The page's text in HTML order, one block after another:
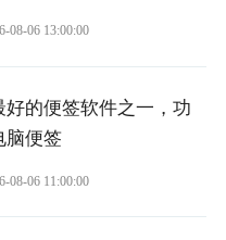
08-06 13:00:00
好的便签软件之一，功
脑便签
08-06 11:00:00